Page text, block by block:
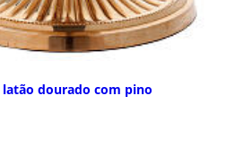
dourado com pino